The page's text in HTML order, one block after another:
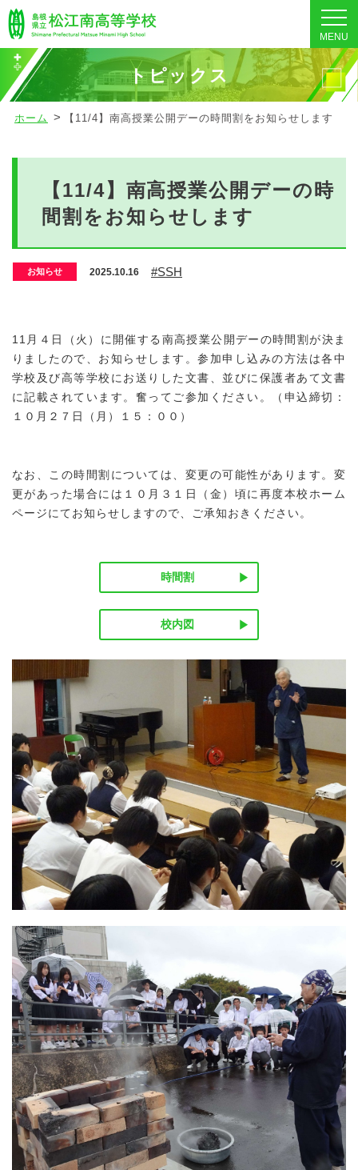
MENU
トピックス
ホーム 【11/4】南高授業公開デーの時間割をお知らせします
【11/4】南高授業公開デーの時
間割をお知らせします
お知らせ 2025.10.16 #SSH
11月４日（火）に開催する南高授業公開デーの時間割が決ま
りましたので、お知らせします。参加申し込みの方法は各中
学校及び高等学校にお送りした文書、並びに保護者あて文書
に記載されています。奮ってご参加ください。（申込締切：
１０月２７日（月）１５：００）
なお、この時間割については、変更の可能性があります。変
更があった場合には１０月３１日（金）頃に再度本校ホーム
ページにてお知らせしますので、ご承知おきください。
時間割
校内図